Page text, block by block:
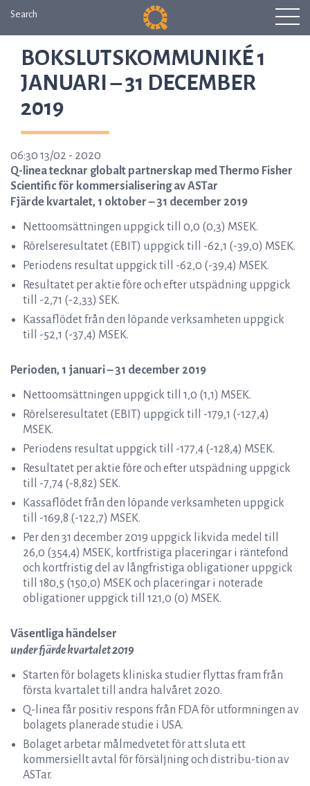
Search
BOKSLUTSKOMMUNIKÉ 1
JANUARI – 31 DECEMBER
2019
06:30 13/02 - 2020
Q-linea tecknar globalt partnerskap med Thermo Fisher
Scientific för kommersialisering av ASTar
Fjärde kvartalet, 1 oktober – 31 december 2019
Nettoomsättningen uppgick till 0,0 (0,3) MSEK.
Rörelseresultatet (EBIT) uppgick till -62,1 (-39,0) MSEK.
Periodens resultat uppgick till -62,0 (-39,4) MSEK.
Resultatet per aktie före och efter utspädning uppgick
till -2,71 (-2,33) SEK.
Kassaflödet från den löpande verksamheten uppgick
till -52,1 (-37,4) MSEK.
Perioden, 1 januari – 31 december 2019
Nettoomsättningen uppgick till 1,0 (1,1) MSEK.
Rörelseresultatet (EBIT) uppgick till -179,1 (-127,4)
MSEK.
Periodens resultat uppgick till -177,4 (-128,4) MSEK.
Resultatet per aktie före och efter utspädning uppgick
till -7,74 (-8,82) SEK.
Kassaflödet från den löpande verksamheten uppgick
till -169,8 (-122,7) MSEK.
Per den 31 december 2019 uppgick likvida medel till
26,0 (354,4) MSEK, kortfristiga placeringar i räntefond
och kortfristig del av långfristiga obligationer uppgick
till 180,5 (150,0) MSEK och placeringar i noterade
obligationer uppgick till 121,0 (0) MSEK.
Väsentliga händelser
under fjärde kvartalet 2019
Starten för bolagets kliniska studier flyttas fram från
första kvartalet till andra halvåret 2020.
Q-linea får positiv respons från FDA för utformningen av
bolagets planerade studie i USA.
Bolaget arbetar målmedvetet för att sluta ett
kommersiellt avtal för försäljning och distribu-tion av
ASTar.